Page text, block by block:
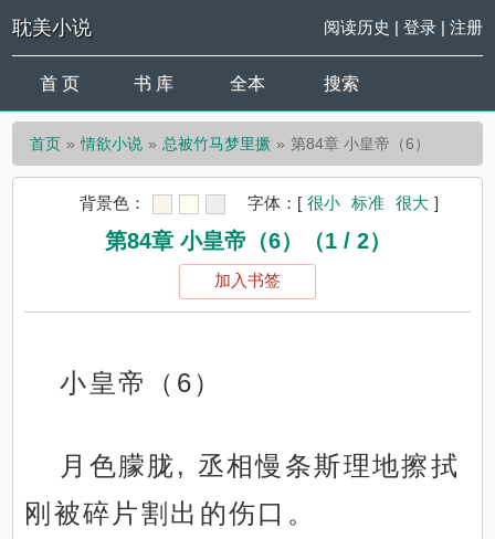
耽美小说 阅读历史 | 登录| 注册
首 页 书 库 全本 搜索
首页 情欲小说 总被竹马梦里撅 第84章 小皇帝（6）
背景色： 字体： [ 很小 标准 很大 ]
第84章 小皇帝（6）（1 / 2）
加入书签
小皇帝（6）
月色朦胧, 丞相慢条斯理地擦拭
刚被碎片割出的伤口。